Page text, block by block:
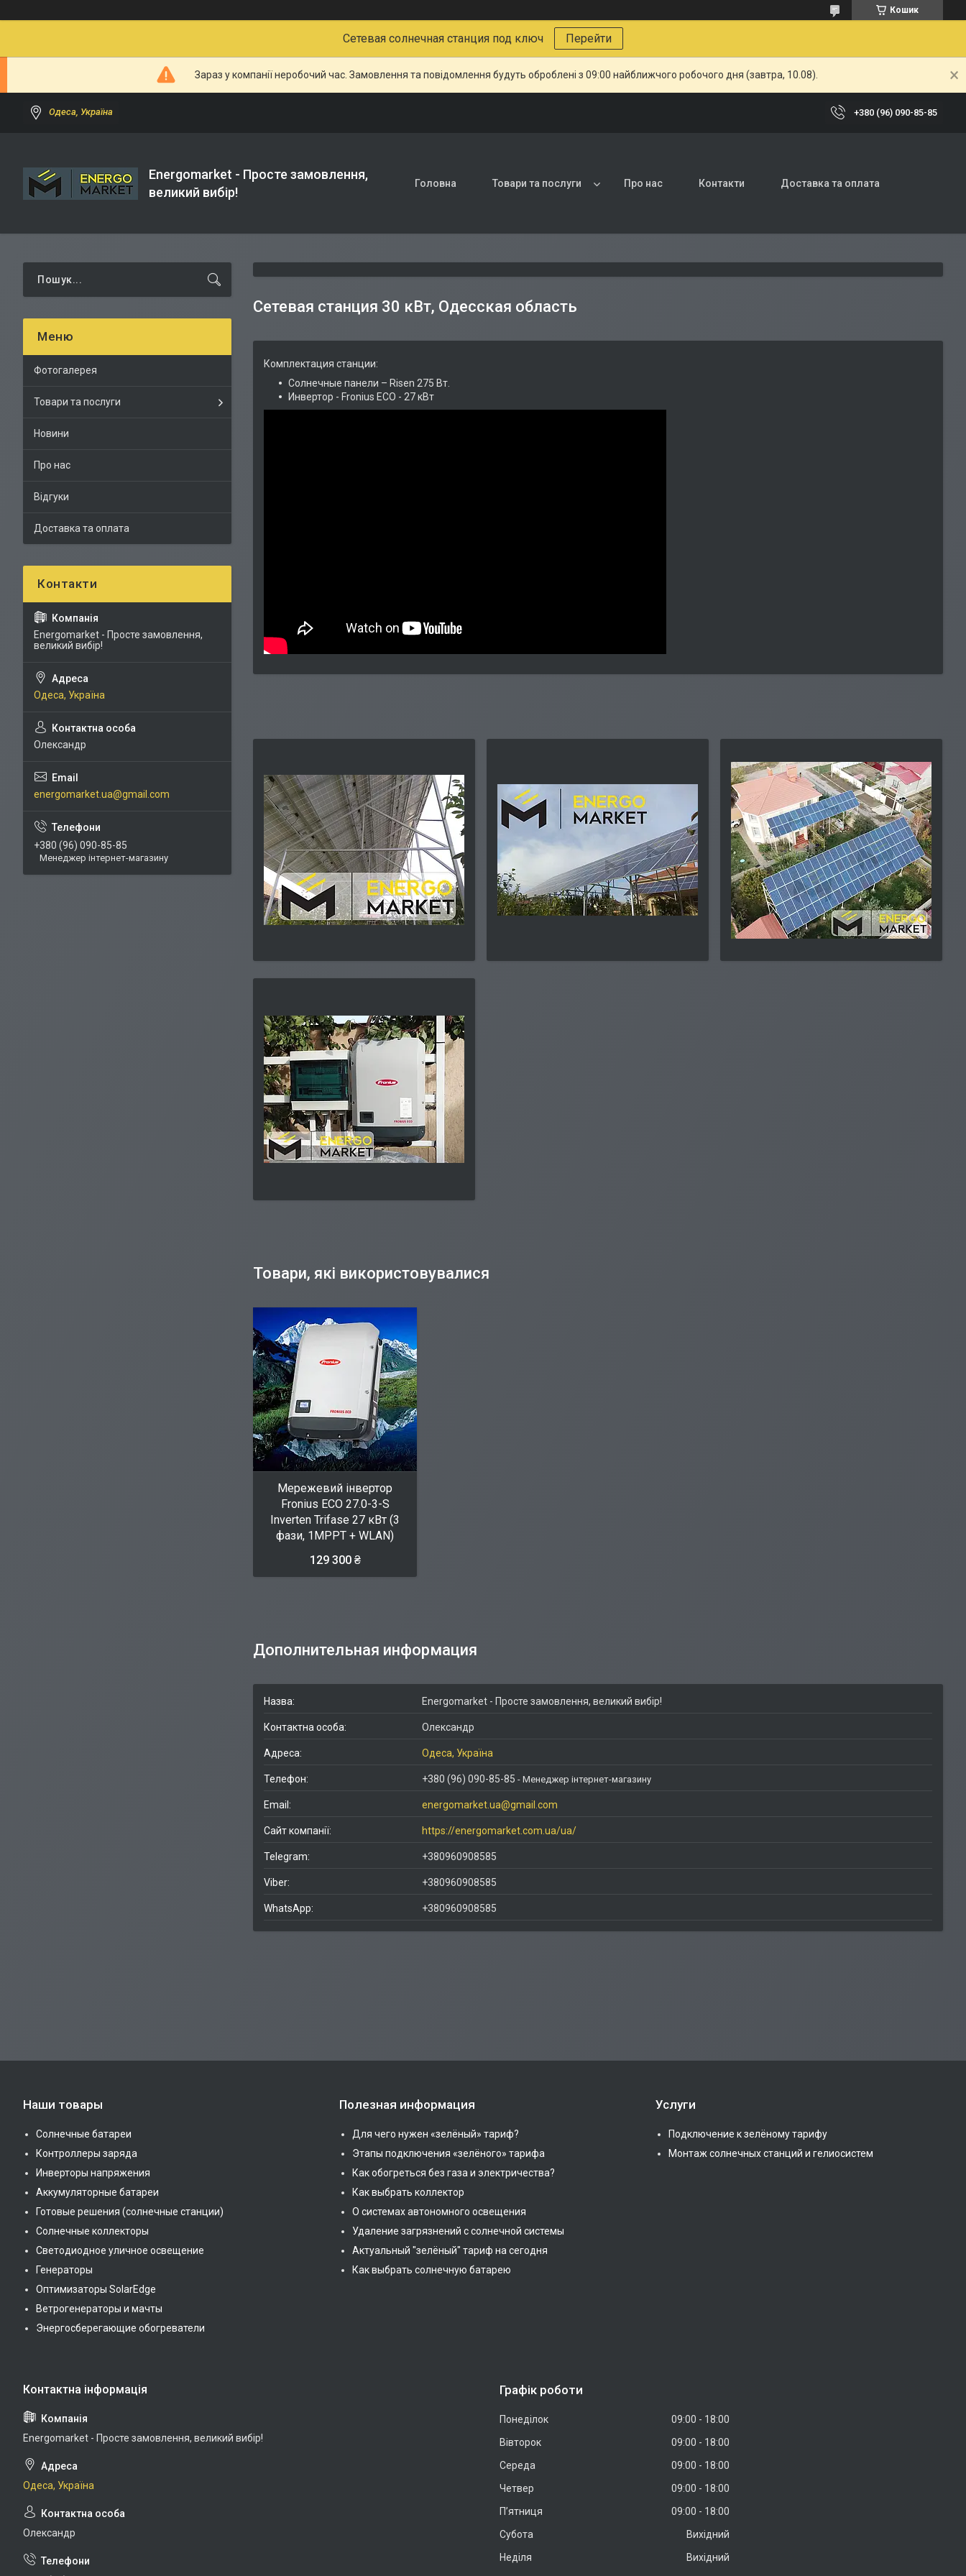
Кошик
Сетевая солнечная станция под ключ Перейти
Зараз у компанії неробочий час. Замовлення та повідомлення будуть оброблені з 09:00 найближчого робочого дня (завтра, 10.08).
Одеса, Україна +380 (96) 090-85-85
Energomarket - Просте замовлення,
великий вибір!
Головна Товари та послуги Про нас Контакти Доставка та оплата
Сетевая станция 30 кВт, Одесская область
Комплектация станции:
Солнечные панели – Risen 275 Вт.
Инвертор - Fronius ECO - 27 кВт
Мережевий інвертор
Fronius ECO 27.0-3-S
Inverten Trifase 27 кВт (3
фази, 1MPPT + WLAN)
129 300 ₴
Energomarket - Просте замовлення, великий вибір!
Олександр
Одеса, Україна
+380 (96) 090-85-85 Менеджер інтернет-магазину
energomarket.ua@gmail.com
https://energomarket.com.ua/ua/
+380960908585
+380960908585
+380960908585
Фотогалерея
Товари та послуги
Новини
Про нас
Відгуки
Доставка та оплата
Energomarket - Просте замовлення,
великий вибір!
Одеса, Україна
Олександр
energomarket.ua@gmail.com
+380 (96) 090-85-85
Менеджер інтернет-магазину
Наши товары
Солнечные батареи
Контроллеры заряда
Инверторы напряжения
Аккумуляторные батареи
Готовые решения (солнечные станции)
Солнечные коллекторы
Светодиодное уличное освещение
Генераторы
Оптимизаторы SolarEdge
Ветрогенераторы и мачты
Энергосберегающие обогреватели
Полезная информация
Для чего нужен «зелёный» тариф?
Этапы подключения «зелёного» тарифа
Как обогреться без газа и электричества?
Как выбрать коллектор
О системах автономного освещения
Удаление загрязнений с солнечной системы
Актуальный "зелёный" тариф на сегодня
Как выбрать солнечную батарею
Услуги
Подключение к зелёному тарифу
Монтаж солнечных станций и гелиосистем
Energomarket - Просте замовлення, великий вибір!
Одеса, Україна
Олександр
Графік роботи
Понеділок 09:00
18:00
Вівторок
09:00
18:00
Середа
09:00
18:00
Четвер
09:00
18:00
Пʼятниця
09:00
18:00
Субота
Вихідний
Неділя
Вихідний